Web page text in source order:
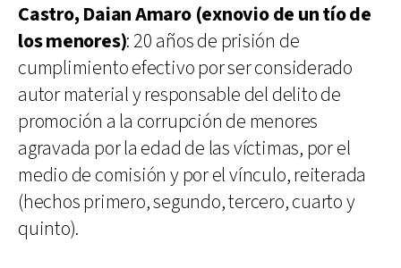
Castro, Daian Amaro (exnovio de un tío de
los menores): 20 años de prisión de
cumplimiento efectivo por ser considerado
autor material y responsable del delito de
promoción a la corrupción de menores
agravada por la edad de las víctimas, por el
medio de comisión y por el vínculo, reiterada
(hechos primero, segundo, tercero, cuarto y
quinto).